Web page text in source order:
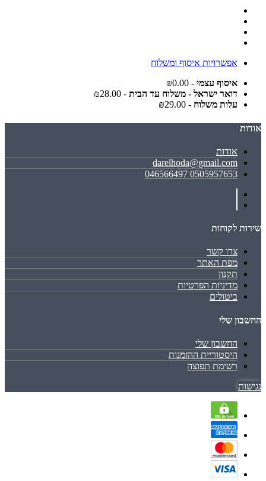
אפשרויות איסוף ומשלוח
איסוף עצמי - ₪0.00
דואר ישראל - משלוח עד הבית - ₪28.00
עלות משלוח - ₪29.00
אודות
אודות
darelhoda@gmail.com
0505957653 046566497
שירות לקוחות
צרו קשר
מפת האתר
תקנון
מדיניות הפרטיות
ביטולים
החשבון שלי
החשבון שלי
היסטוריית ההזמנות
רשימת תפוצה
נגישות